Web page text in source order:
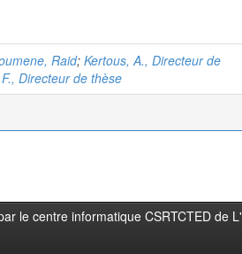
Raid; Kertous, A., Directeur de
Directeur de thèse
le centre informatique CSRTCTED de L'